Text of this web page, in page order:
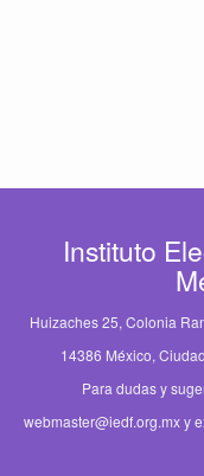
Instituto
Huizaches 25, Colonia
14386 México,
Para dudas y
webmaster@iedf.org.mx y